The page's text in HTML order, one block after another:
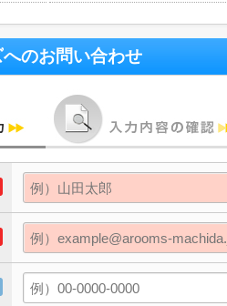
へのお問い合わせ